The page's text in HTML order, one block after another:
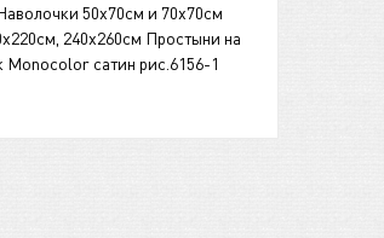
50х70см и 70х70см
240х260см Простыни на
Monocolor сатин рис.6156-1